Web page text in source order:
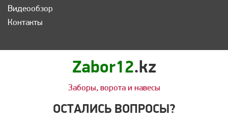
Видеообзор
Контакты
Zabor12.kz
Заборы, ворота и навесы
ОСТАЛИСЬ ВОПРОСЫ?